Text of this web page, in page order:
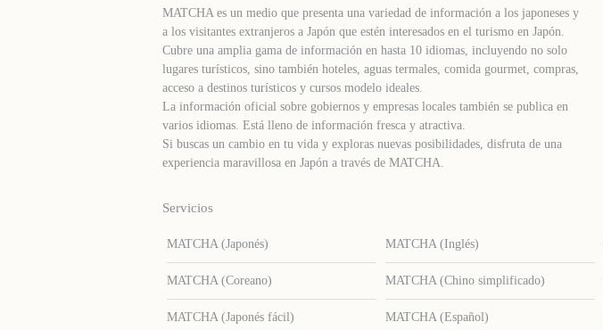
MATCHA es un medio que presenta una variedad de información a los japoneses y
a los visitantes extranjeros a Japón que estén interesados ​​en el turismo en Japón.
Cubre una amplia gama de información en hasta 10 idiomas, incluyendo no solo
lugares turísticos, sino también hoteles, aguas termales, comida gourmet, compras,
acceso a destinos turísticos y cursos modelo ideales.
La información oficial sobre gobiernos y empresas locales también se publica en
varios idiomas. Está lleno de información fresca y atractiva.
Si buscas un cambio en tu vida y exploras nuevas posibilidades, disfruta de una
experiencia maravillosa en Japón a través de MATCHA.
Servicios
MATCHA (Japonés) MATCHA (Inglés)
MATCHA (Coreano) MATCHA (Chino simplificado)
MATCHA (Japonés fácil) MATCHA (Español)